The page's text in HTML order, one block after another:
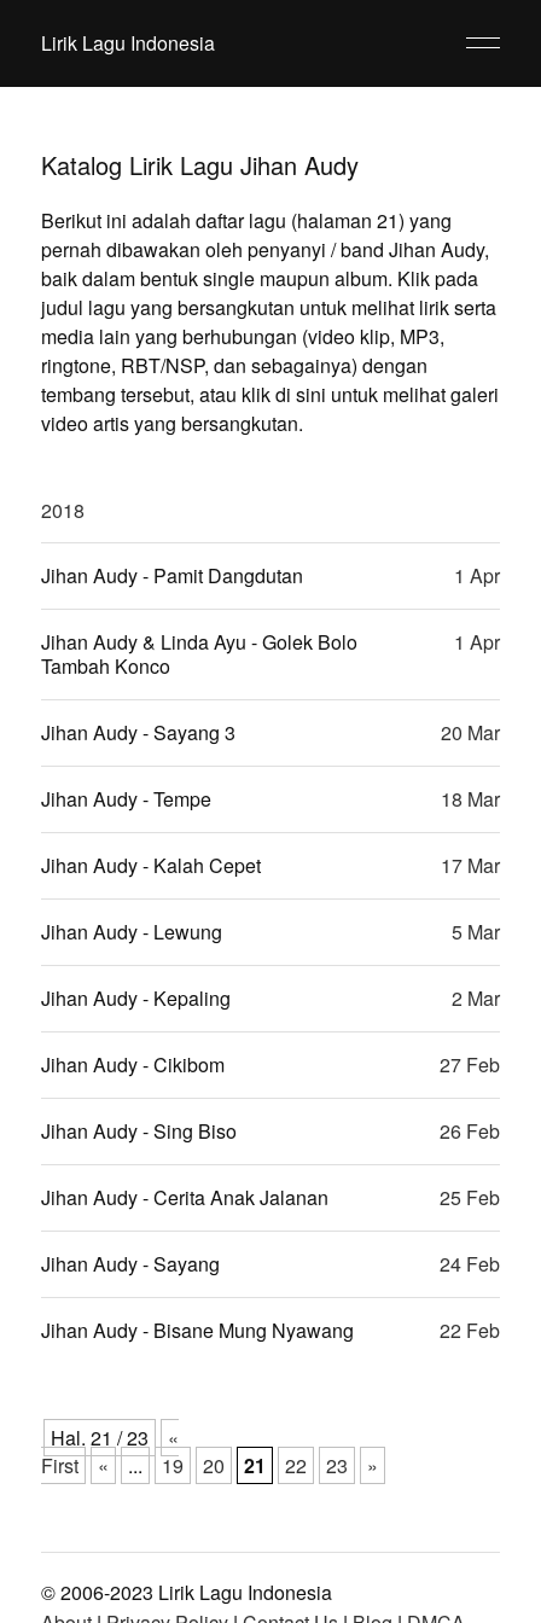
Lirik Lagu Indonesia
Katalog Lirik Lagu Jihan Audy
Berikut ini adalah daftar lagu (halaman 21) yang
pernah dibawakan oleh penyanyi / band Jihan Audy,
baik dalam bentuk single maupun album. Klik pada
judul lagu yang bersangkutan untuk melihat lirik serta
media lain yang berhubungan (video klip, MP3,
ringtone, RBT/NSP, dan sebagainya) dengan
tembang tersebut, atau klik di sini untuk melihat galeri
video artis yang bersangkutan.
2018
Jihan Audy - Pamit Dangdutan 1 Apr
Jihan Audy & Linda Ayu - Golek Bolo
Tambah Konco
1 Apr
Jihan Audy - Sayang 3 20 Mar
Jihan Audy - Tempe 18 Mar
Jihan Audy - Kalah Cepet 17 Mar
Jihan Audy - Lewung 5 Mar
Jihan Audy - Kepaling 2 Mar
Jihan Audy - Cikibom 27 Feb
Jihan Audy - Sing Biso 26 Feb
Jihan Audy - Cerita Anak Jalanan 25 Feb
Jihan Audy - Sayang 24 Feb
Jihan Audy - Bisane Mung Nyawang 22 Feb
Hal. 21 / 23
«
First
« ... 19 20 21 22 23 »
© 2006-2023 Lirik Lagu Indonesia